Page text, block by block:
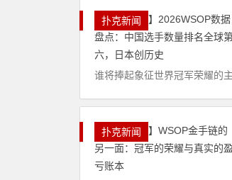
扑克新闻
谁将捧起象征世界冠军荣耀的
扑克新闻